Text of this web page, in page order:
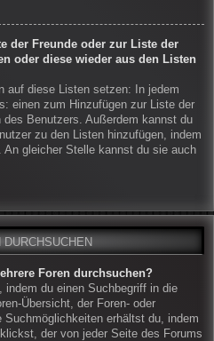
der Freunde oder zur Liste der
oder diese wieder aus den Listen
auf diese Listen setzen: In jedem
einen zum Hinzufügen zur Liste der
des Benutzers. Außerdem kannst du
zu den Listen hinzufügen, indem
An gleicher Stelle kannst du sie auch
DURCHSUCHEN
Foren durchsuchen?
indem du einen Suchbegriff in die
Übersicht, der Foren- oder
erhältst du, indem
der von jeder Seite des Forums